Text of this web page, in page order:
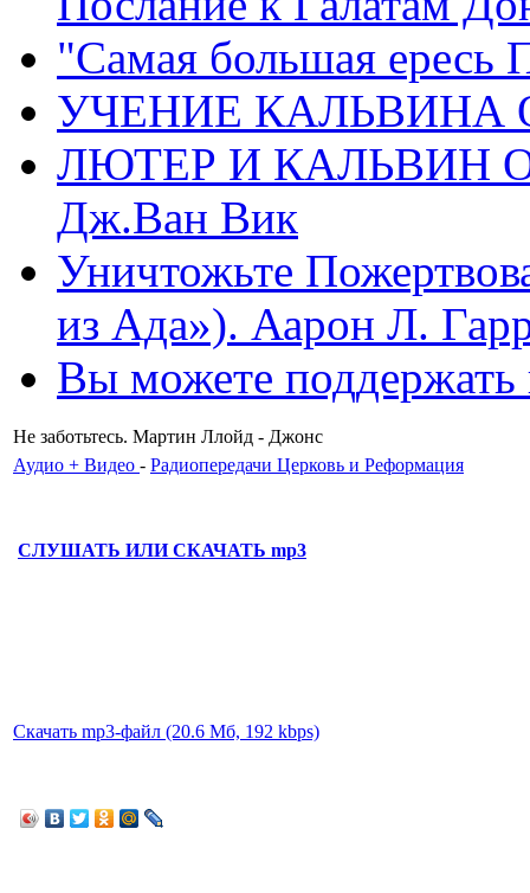
"Самая большая ересь
УЧЕНИЕ КАЛЬВИНА
ЛЮТЕР И КАЛЬВИН
Дж.Ван Вик
Уничтожьте
из Ада»). Аарон Л.
Вы можете
Не заботьтесь. Мартин Ллойд - Джонс
Аудио + Видео - Радиопередачи Церковь и Реформация
СЛУШАТЬ ИЛИ СКАЧАТЬ mp3
Скачать mp3-файл (20.6 Мб, 192 kbps)